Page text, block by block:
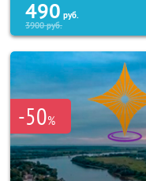
490 руб.
3900руб.
-50%